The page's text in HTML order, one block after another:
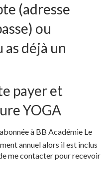
(adresse
ou
déjà un
payer et
YOGA
à BB Académie Le
annuel alors il est inclus
me contacter pour recevoir